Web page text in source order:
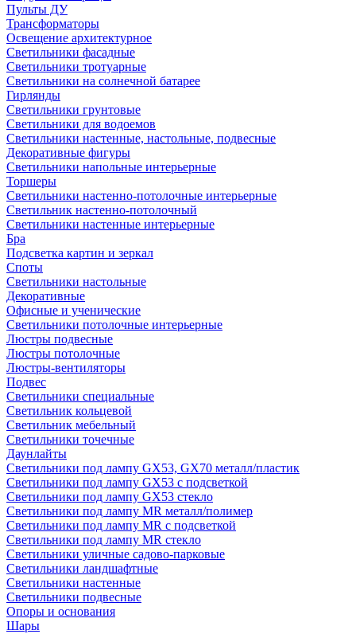
Пульты ДУ
Трансформаторы
Освещение архитектурное
Светильники фасадные
Светильники тротуарные
Светильники на солнечной батарее
Гирлянды
Светильники грунтовые
Светильники для водоемов
Светильники настенные, настольные, подвесные
Декоративные фигуры
Светильники напольные интерьерные
Торшеры
Светильники настенно-потолочные интерьерные
Светильник настенно-потолочный
Светильники настенные интерьерные
Бра
Подсветка картин и зеркал
Споты
Светильники настольные
Декоративные
Офисные и ученические
Светильники потолочные интерьерные
Люстры подвесные
Люстры потолочные
Люстры-вентиляторы
Подвес
Светильники специальные
Светильник кольцевой
Светильник мебельный
Светильники точечные
Даунлайты
Светильники под лампу GX53, GX70 металл/пластик
Светильники под лампу GX53 с подсветкой
Светильники под лампу GX53 стекло
Светильники под лампу MR металл/полимер
Светильники под лампу MR с подсветкой
Светильники под лампу MR стекло
Светильники уличные садово-парковые
Светильники ландшафтные
Светильники настенные
Светильники подвесные
Опоры и основания
Шары